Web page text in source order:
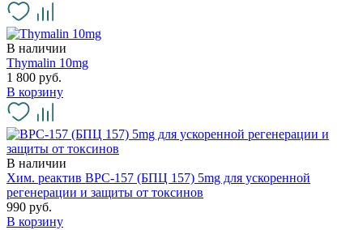
В наличии
Thymalin 10mg
1 800 руб.
В корзину
В наличии
Хим. реактив BPC-157 (БПЦ 157) 5mg для ускоренной
регенерации и защиты от токсинов
990 руб.
В корзину